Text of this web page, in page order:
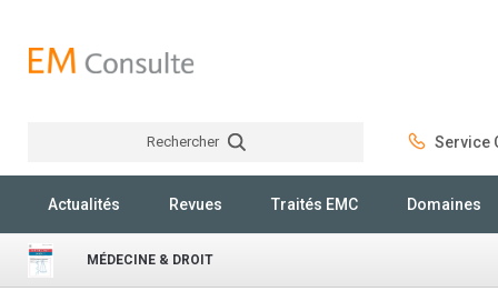
Rechercher Service
Actualités Revues Traités EMC Domaines
MÉDECINE & DROIT